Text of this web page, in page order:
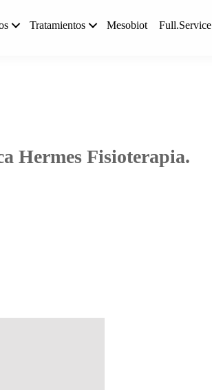
Tratamientos Mesobiot Full.Service
Hermes Fisioterapia.